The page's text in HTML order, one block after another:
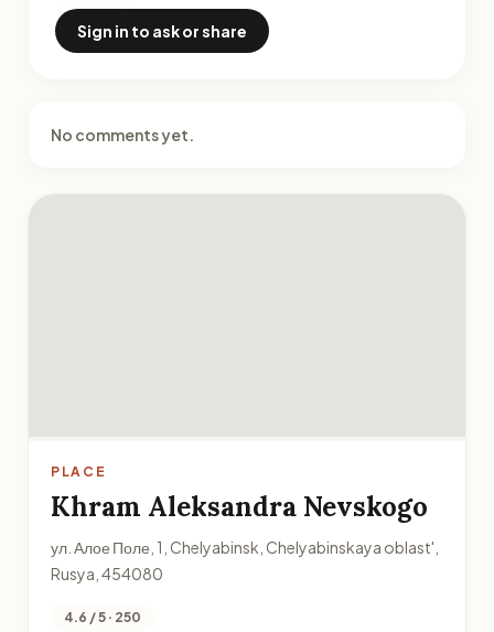
Sign in to ask or share
No comments yet.
PLACE
Khram Aleksandra Nevskogo
ул. Алое Поле, 1, Chelyabinsk, Chelyabinskaya oblast',
Rusya, 454080
4.6 / 5 · 250